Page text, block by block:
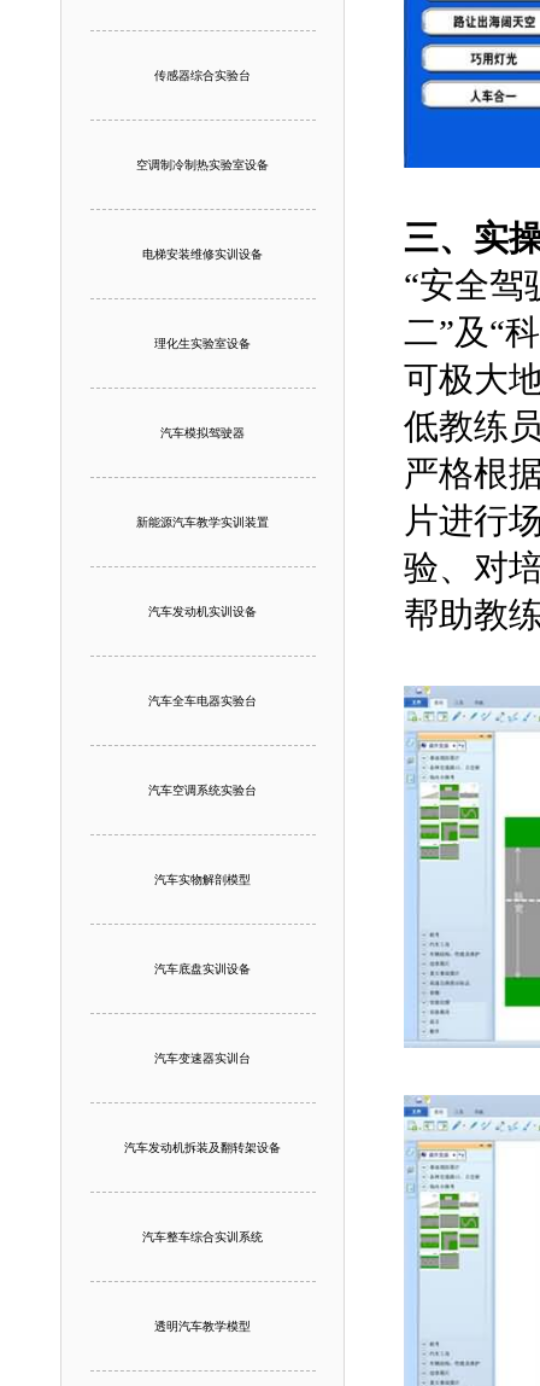
传感器综合实验台
空调制冷制热实验室设备
电梯安装维修实训设备
理化生实验室设备
汽车模拟驾驶器
新能源汽车教学实训装置
汽车发动机实训设备
汽车全车电器实验台
汽车空调系统实验台
汽车实物解剖模型
汽车底盘实训设备
汽车变速器实训台
汽车发动机拆装及翻转架设备
汽车整车综合实训系统
透明汽车教学模型
三、实
“安全驾
二”及“
可极大
低教练
严格根
片进行
验、对
帮助教